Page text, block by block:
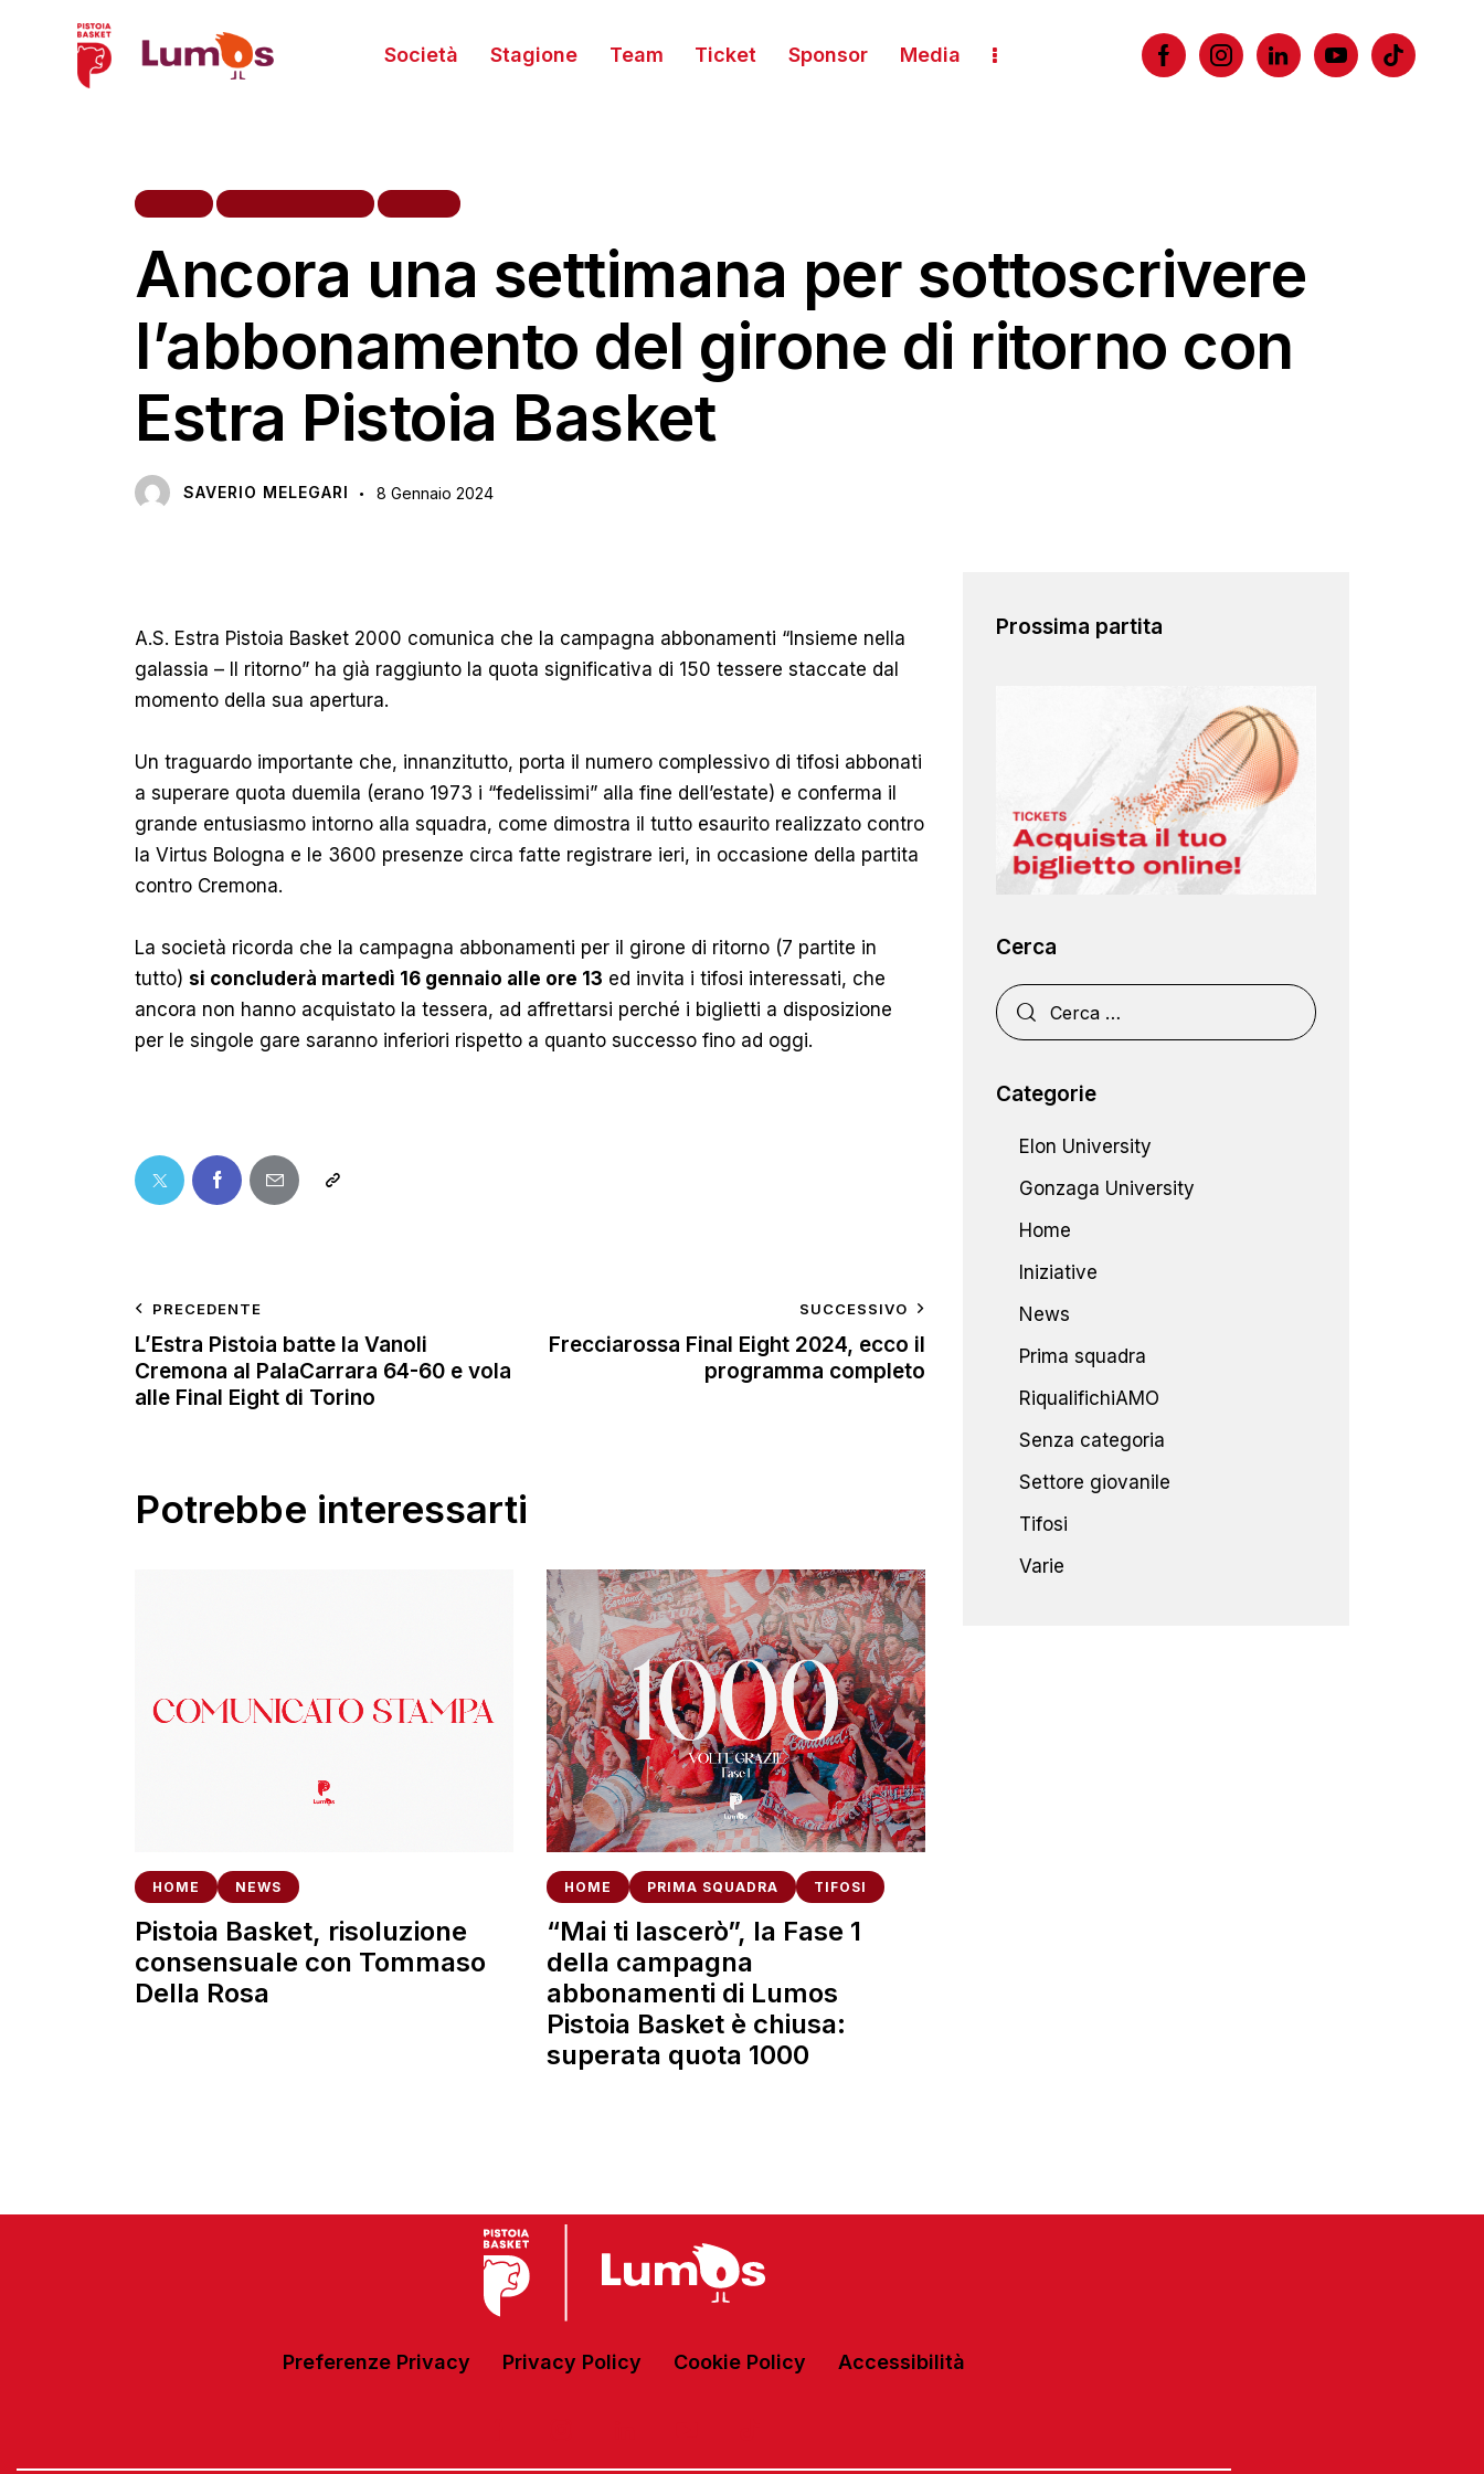
Società Stagione Team Ticket Sponsor Media
Ancora una settimana per sottoscrivere
l’abbonamento del girone di ritorno con
Estra Pistoia Basket
SAVERIO MELEGARI 8 Gennaio 2024
A.S. Estra Pistoia Basket 2000 comunica che la campagna abbonamenti “Insieme nella
galassia – Il ritorno” ha già raggiunto la quota significativa di 150 tessere staccate dal
momento della sua apertura.
Un traguardo importante che, innanzitutto, porta il numero complessivo di tifosi abbonati
a superare quota duemila (erano 1973 i “fedelissimi” alla fine dell’estate) e conferma il
grande entusiasmo intorno alla squadra, come dimostra il tutto esaurito realizzato contro
la Virtus Bologna e le 3600 presenze circa fatte registrare ieri, in occasione della partita
contro Cremona.
La società ricorda che la campagna abbonamenti per il girone di ritorno (7 partite in
tutto) si concluderà martedì 16 gennaio alle ore 13 ed invita i tifosi interessati, che
ancora non hanno acquistato la tessera, ad affrettarsi perché i biglietti a disposizione
per le singole gare saranno inferiori rispetto a quanto successo fino ad oggi.
PRECEDENTE
L’Estra Pistoia batte la Vanoli
Cremona al PalaCarrara 64-60 e vola
alle Final Eight di Torino
SUCCESSIVO
Frecciarossa Final Eight 2024, ecco il
programma completo
Potrebbe interessarti
HOME NEWS
Pistoia Basket, risoluzione
consensuale con Tommaso
Della Rosa
HOME PRIMA SQUADRA TIFOSI
“Mai ti lascerò”, la Fase 1
della campagna
abbonamenti di Lumos
Pistoia Basket è chiusa:
superata quota 1000
Prossima partita
Cerca
Categorie
Elon University
Gonzaga University
Home
Iniziative
News
Prima squadra
RiqualifichiAMO
Senza categoria
Settore giovanile
Tifosi
Varie
Preferenze Privacy Privacy Policy Cookie Policy Accessibilità